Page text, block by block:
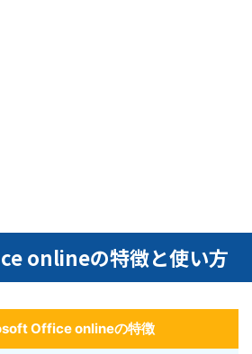
onlineの特徴と使い方
Office onlineの特徴